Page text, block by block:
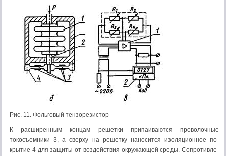
Рис. 11. Фольговый тензорезистор
К расширенным концам решетки припаиваются проволочные
токосъемники 3, а сверху на решетку наносится изоляционное по­
крытие 4 для защиты от воздействия окружающей среды. Сопротивле­